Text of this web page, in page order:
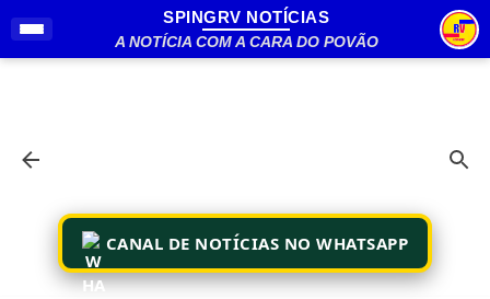
Pular para o conteúdo principal
SPINGRV NOTÍCIAS
A NOTÍCIA COM A CARA DO POVÃO
CANAL DE NOTÍCIAS NO WHATSAPP